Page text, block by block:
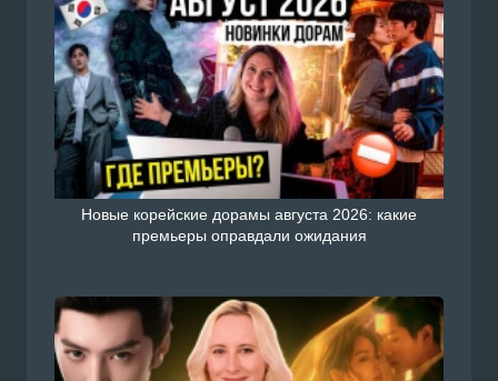
Новые корейские дорамы августа 2026: какие
премьеры оправдали ожидания